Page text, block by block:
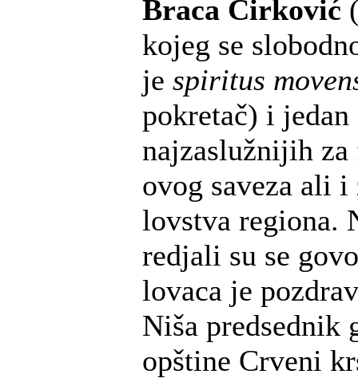
Braca Ćirković
kojeg se
je spiritus
pokretač) i jedan
najzaslužnijih
ovog saveza ali i
lovstva regiona.
redjali su se
lovaca je
Niša predsednik
opštine Crveni